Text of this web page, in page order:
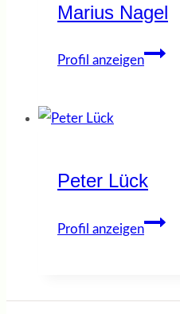
Marius Nagel
Profil anzeigenMarius
Peter Lück
Profil anzeigenPeter